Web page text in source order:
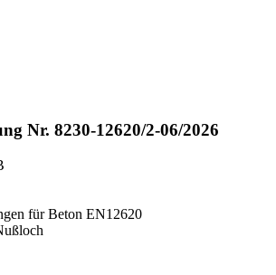
Nr. 8230-12620/2-06/2026
für Beton EN12620